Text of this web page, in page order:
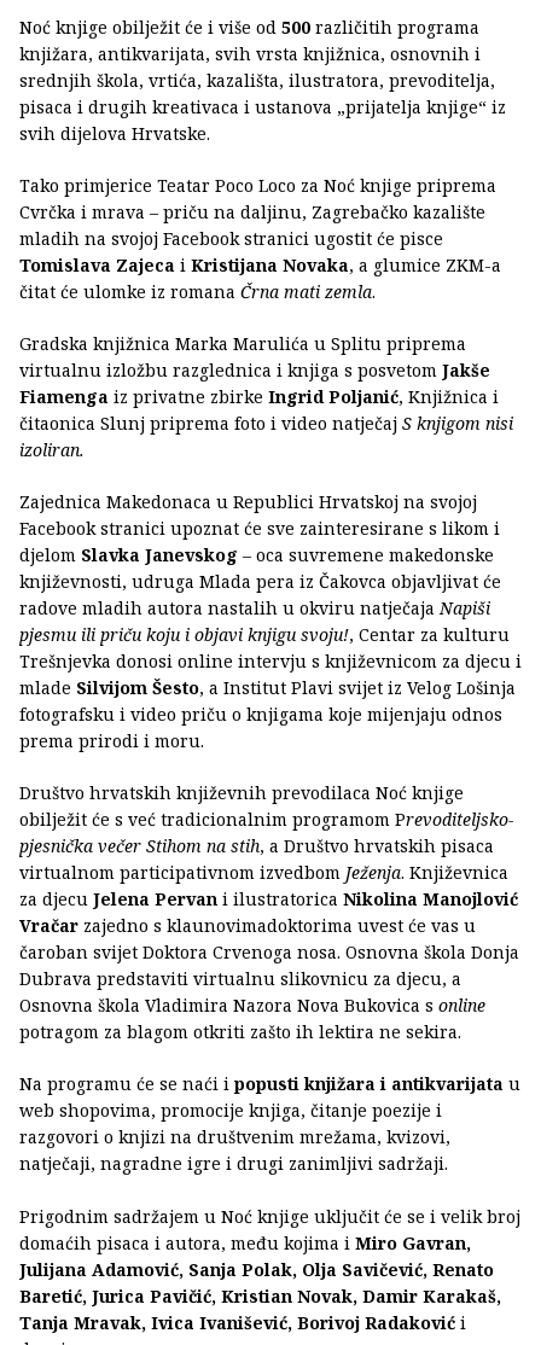
Noć knjige obilježit će i više od 500 različitih programa
knjižara, antikvarijata, svih vrsta knjižnica, osnovnih i
srednjih škola, vrtića, kazališta, ilustratora, prevoditelja,
pisaca i drugih kreativaca i ustanova „prijatelja knjige“ iz
svih dijelova Hrvatske.
Tako primjerice Teatar Poco Loco za Noć knjige priprema
Cvrčka i mrava – priču na daljinu, Zagrebačko kazalište
mladih na svojoj Facebook stranici ugostit će pisce
Tomislava Zajeca i Kristijana Novaka, a glumice ZKM-a
čitat će ulomke iz romana Črna mati zemla.
Gradska knjižnica Marka Marulića u Splitu priprema
virtualnu izložbu razglednica i knjiga s posvetom Jakše
Fiamenga iz privatne zbirke Ingrid Poljanić, Knjižnica i
čitaonica Slunj priprema foto i video natječaj S knjigom nisi
izoliran.
Zajednica Makedonaca u Republici Hrvatskoj na svojoj
Facebook stranici upoznat će sve zainteresirane s likom i
djelom Slavka Janevskog – oca suvremene makedonske
književnosti, udruga Mlada pera iz Čakovca objavljivat će
radove mladih autora nastalih u okviru natječajaNapiši
pjesmu ili priču koju i objavi knjigu svoju!, Centar za kulturu
Trešnjevka donosi online intervju s književnicom za djecu i
mlade Silvijom Šesto, a Institut Plavi svijet iz Velog Lošinja
fotografsku i video priču o knjigama koje mijenjaju odnos
prema prirodi i moru.
Društvo hrvatskih književnih prevodilaca Noć knjige
obilježit će s već tradicionalnim programom Prevoditeljsko-
pjesnička večer Stihom na stih, a Društvo hrvatskih pisaca
virtualnom participativnom izvedbom Ježenja. Književnica
za djecu Jelena Pervan i ilustratorica Nikolina Manojlović
Vračar zajedno s klaunovimadoktorima uvest će vas u
čaroban svijet Doktora Crvenoga nosa. Osnovna škola Donja
Dubrava predstaviti virtualnu slikovnicu za djecu, a
Osnovna škola Vladimira Nazora Nova Bukovica s online
potragom za blagom otkriti zašto ih lektira ne sekira.
Na programu će se naći i popusti knjižara i antikvarijata u
web shopovima, promocije knjiga, čitanje poezije i
razgovori o knjizi na društvenim mrežama, kvizovi,
natječaji, nagradne igre i drugi zanimljivi sadržaji.
Prigodnim sadržajem u Noć knjige uključit će se i velik broj
domaćih pisaca i autora, među kojima i Miro Gavran,
Julijana Adamović, Sanja Polak, Olja Savičević, Renato
Baretić, Jurica Pavičić, Kristian Novak, Damir Karakaš,
Tanja Mravak, Ivica Ivanišević, Borivoj Radaković i